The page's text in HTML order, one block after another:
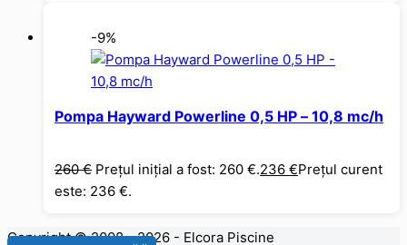
-9%
Pompa Hayward Powerline 0,5 HP – 10,8 mc/h
260€ Prețul inițial a fost: 260 €.236 €Prețul curent
este: 236 €.
Copyright © 2008 - 2026 - Elcora Piscine